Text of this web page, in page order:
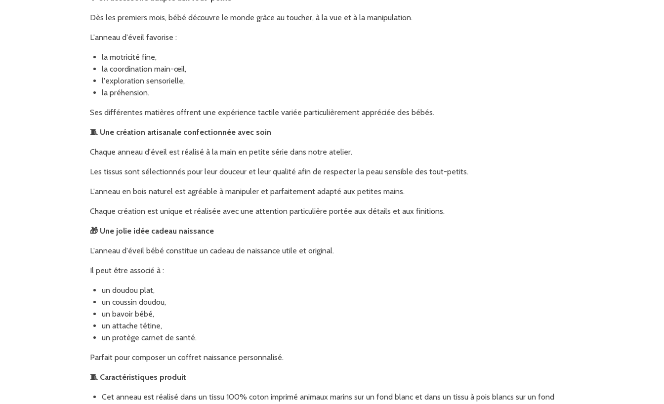
Dès les premiers mois, bébé découvre le monde grâce au toucher, à la vue et à la manipulation.
L'anneau d'éveil favorise :
la motricité fine,
la coordination main-œil,
l'exploration sensorielle,
la préhension.
Ses différentes matières offrent une expérience tactile variée particulièrement appréciée des bébés.
🧵 Une création artisanale confectionnée avec soin
Chaque anneau d'éveil est réalisé à la main en petite série dans notre atelier.
Les tissus sont sélectionnés pour leur douceur et leur qualité afin de respecter la peau sensible des tout-petits.
L'anneau en bois naturel est agréable à manipuler et parfaitement adapté aux petites mains.
Chaque création est unique et réalisée avec une attention particulière portée aux détails et aux finitions.
🎁 Une jolie idée cadeau naissance
L'anneau d'éveil bébé constitue un cadeau de naissance utile et original.
Il peut être associé à :
un doudou plat,
un coussin doudou,
un bavoir bébé,
un attache tétine,
un protège carnet de santé.
Parfait pour composer un coffret naissance personnalisé.
🧵 Caractéristiques produit
Cet anneau est réalisé dans un tissu 100% coton imprimé animaux marins sur un fond blanc et dans un tissu à pois blancs sur un fond